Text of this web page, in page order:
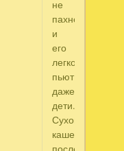
не
пахнет,
и
его
легко
пьют
даже
дети.
Сухой
кашель